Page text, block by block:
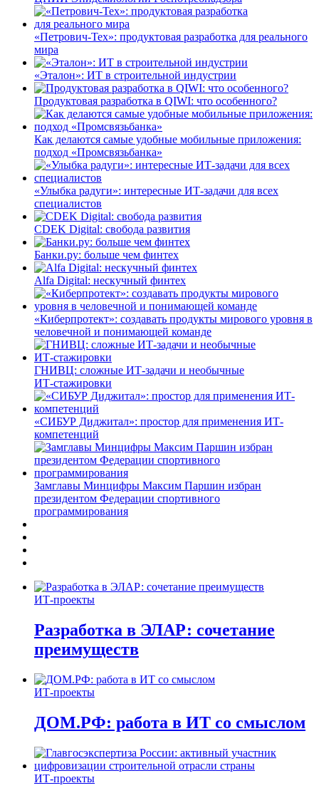
«Петрович-Тех»: продуктовая разработка для реального
мира
«Эталон»: ИТ в строительной индустрии
Продуктовая разработка в QIWI: что особенного?
Как делаются самые удобные мобильные приложения:
подход «Промсвязьбанка»
«Улыбка радуги»: интересные ИТ-задачи для всех
специалистов
CDEK Digital: свобода развития
Банки.ру: больше чем финтех
Alfa Digital: нескучный финтех
«Киберпротект»: создавать продукты мирового уровня в
человечной и понимающей команде
ГНИВЦ: сложные ИТ‑задачи и необычные
ИТ‑стажировки
«СИБУР Диджитал»: простор для применения ИТ-
компетенций
Замглавы Минцифры Максим Паршин избран
президентом Федерации спортивного
программирования
ИТ-проекты
Разработка в ЭЛАР: сочетание
преимуществ
ИТ-проекты
ДОМ.РФ: работа в ИТ со смыслом
ИТ-проекты